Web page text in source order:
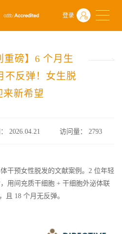
登录
沿动态
18 个月不反弹！女生脱发迎来新希望
重磅】6 个月生
不反弹！女生脱
来新希望
2026.04.21 访问量：2793
干预女性脱发的文献案例。2 位年轻
用间充质干细胞 + 干细胞外泌体联
且 18 个月无反弹。